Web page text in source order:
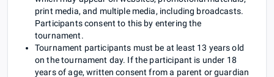
print media, and multiple media, including broadcasts.
Participants consent to this by entering the
tournament.
Tournament participants must be at least 13 years old
on the tournament day. If the participant is under 18
years of age, written consent from a parent or guardian